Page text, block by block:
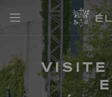
menu
VISITE
Panneau de gestion des